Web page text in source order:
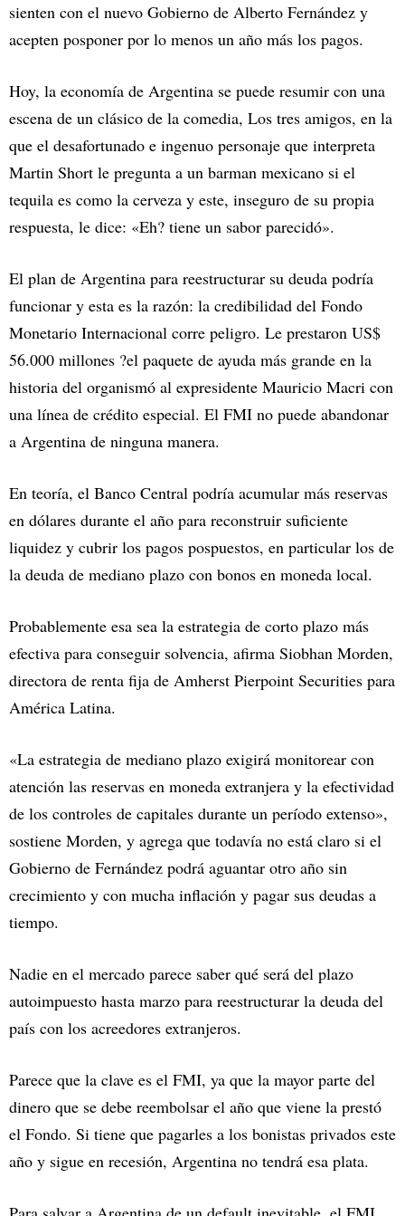
sienten con el nuevo Gobierno de Alberto Fernández y
acepten posponer por lo menos un año más los pagos.
Hoy, la economía de Argentina se puede resumir con una
escena de un clásico de la comedia, Los tres amigos, en la
que el desafortunado e ingenuo personaje que interpreta
Martin Short le pregunta a un barman mexicano si el
tequila es como la cerveza y este, inseguro de su propia
respuesta, le dice: «Eh? tiene un sabor parecidó».
El plan de Argentina para reestructurar su deuda podría
funcionar y esta es la razón: la credibilidad del Fondo
Monetario Internacional corre peligro. Le prestaron US$
56.000 millones ?el paquete de ayuda más grande en la
historia del organismó al expresidente Mauricio Macri con
una línea de crédito especial. El FMI no puede abandonar
a Argentina de ninguna manera.
En teoría, el Banco Central podría acumular más reservas
en dólares durante el año para reconstruir suficiente
liquidez y cubrir los pagos pospuestos, en particular los de
la deuda de mediano plazo con bonos en moneda local.
Probablemente esa sea la estrategia de corto plazo más
efectiva para conseguir solvencia, afirma Siobhan Morden,
directora de renta fija de Amherst Pierpoint Securities para
América Latina.
«La estrategia de mediano plazo exigirá monitorear con
atención las reservas en moneda extranjera y la efectividad
de los controles de capitales durante un período extenso»,
sostiene Morden, y agrega que todavía no está claro si el
Gobierno de Fernández podrá aguantar otro año sin
crecimiento y con mucha inflación y pagar sus deudas a
tiempo.
Nadie en el mercado parece saber qué será del plazo
autoimpuesto hasta marzo para reestructurar la deuda del
país con los acreedores extranjeros.
Parece que la clave es el FMI, ya que la mayor parte del
dinero que se debe reembolsar el año que viene la prestó
el Fondo. Si tiene que pagarles a los bonistas privados este
año y sigue en recesión, Argentina no tendrá esa plata.